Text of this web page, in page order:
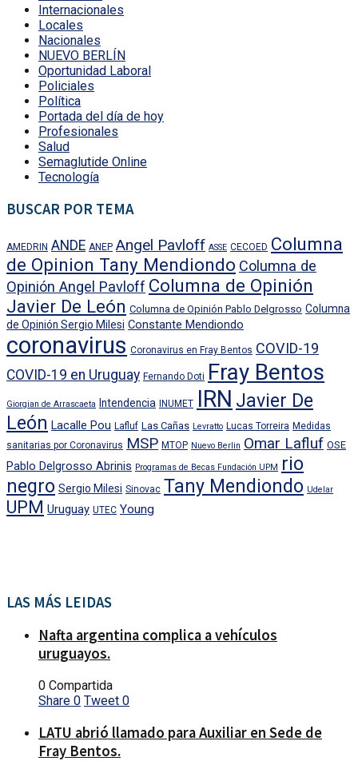
Internacionales
Locales
Nacionales
NUEVO BERLÍN
Oportunidad Laboral
Policiales
Política
Portada del día de hoy
Profesionales
Salud
Semaglutide Online
Tecnología
BUSCAR POR TEMA
AMEDRIN ANDE ANEP Angel Pavloff ASSE CECOED Columna
de Opinion Tany Mendiondo Columna de
Opinión Angel Pavloff Columna de Opinión
Javier De León Columna de Opinión Pablo Delgrosso Columna
de Opinión Sergio Milesi Constante Mendiondo
coronavirus Coronavirus en Fray Bentos COVID-19
COVID-19 en Uruguay Fernando Doti Fray Bentos
Giorgian de Arrascaeta Intendencia INUMET IRN Javier De
León Lacalle Pou Lafluf Las Cañas Levratto Lucas Torreira Medidas
sanitarias por Coronavirus MSP MTOP Nuevo Berlin Omar Lafluf OSE
Pablo Delgrosso Abrinis Programas de Becas Fundación UPM rio
negro Sergio Milesi Sinovac Tany Mendiondo Udelar
UPM Uruguay UTEC Young
LAS MÁS LEIDAS
Nafta argentina complica a vehículos
uruguayos.
0 Compartida
Share 0 Tweet 0
LATU abrió llamado para Auxiliar en Sede de
Fray Bentos.